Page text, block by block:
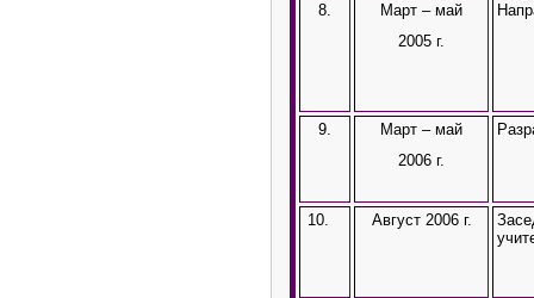
8.
Март – май
2005 г.
9.
Март – май
2006 г.
10. Август 2006 г.